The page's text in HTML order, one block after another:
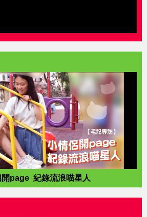
開page 紀錄流浪喵星人